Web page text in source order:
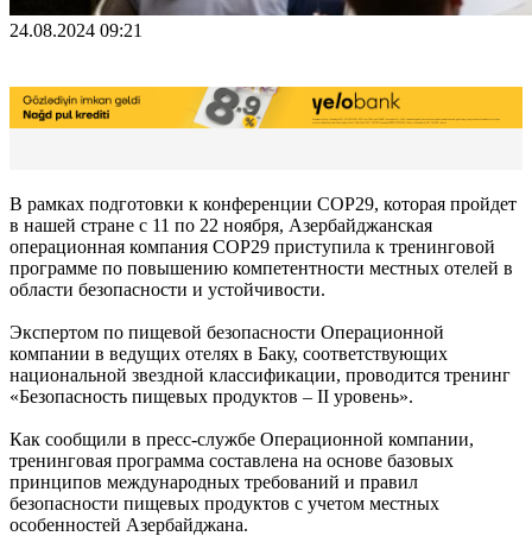
24.08.2024 09:21
В рамках подготовки к конференции CОР29, которая пройдет
в нашей стране с 11 по 22 ноября, Азербайджанская
операционная компания CОР29 приступила к тренинговой
программе по повышению компетентности местных отелей в
области безопасности и устойчивости.
Экспертом по пищевой безопасности Операционной
компании в ведущих отелях в Баку, соответствующих
национальной звездной классификации, проводится тренинг
«Безопасность пищевых продуктов – II уровень».
Как сообщили в пресс-службе Операционной компании,
тренинговая программа составлена на основе базовых
принципов международных требований и правил
безопасности пищевых продуктов с учетом местных
особенностей Азербайджана.